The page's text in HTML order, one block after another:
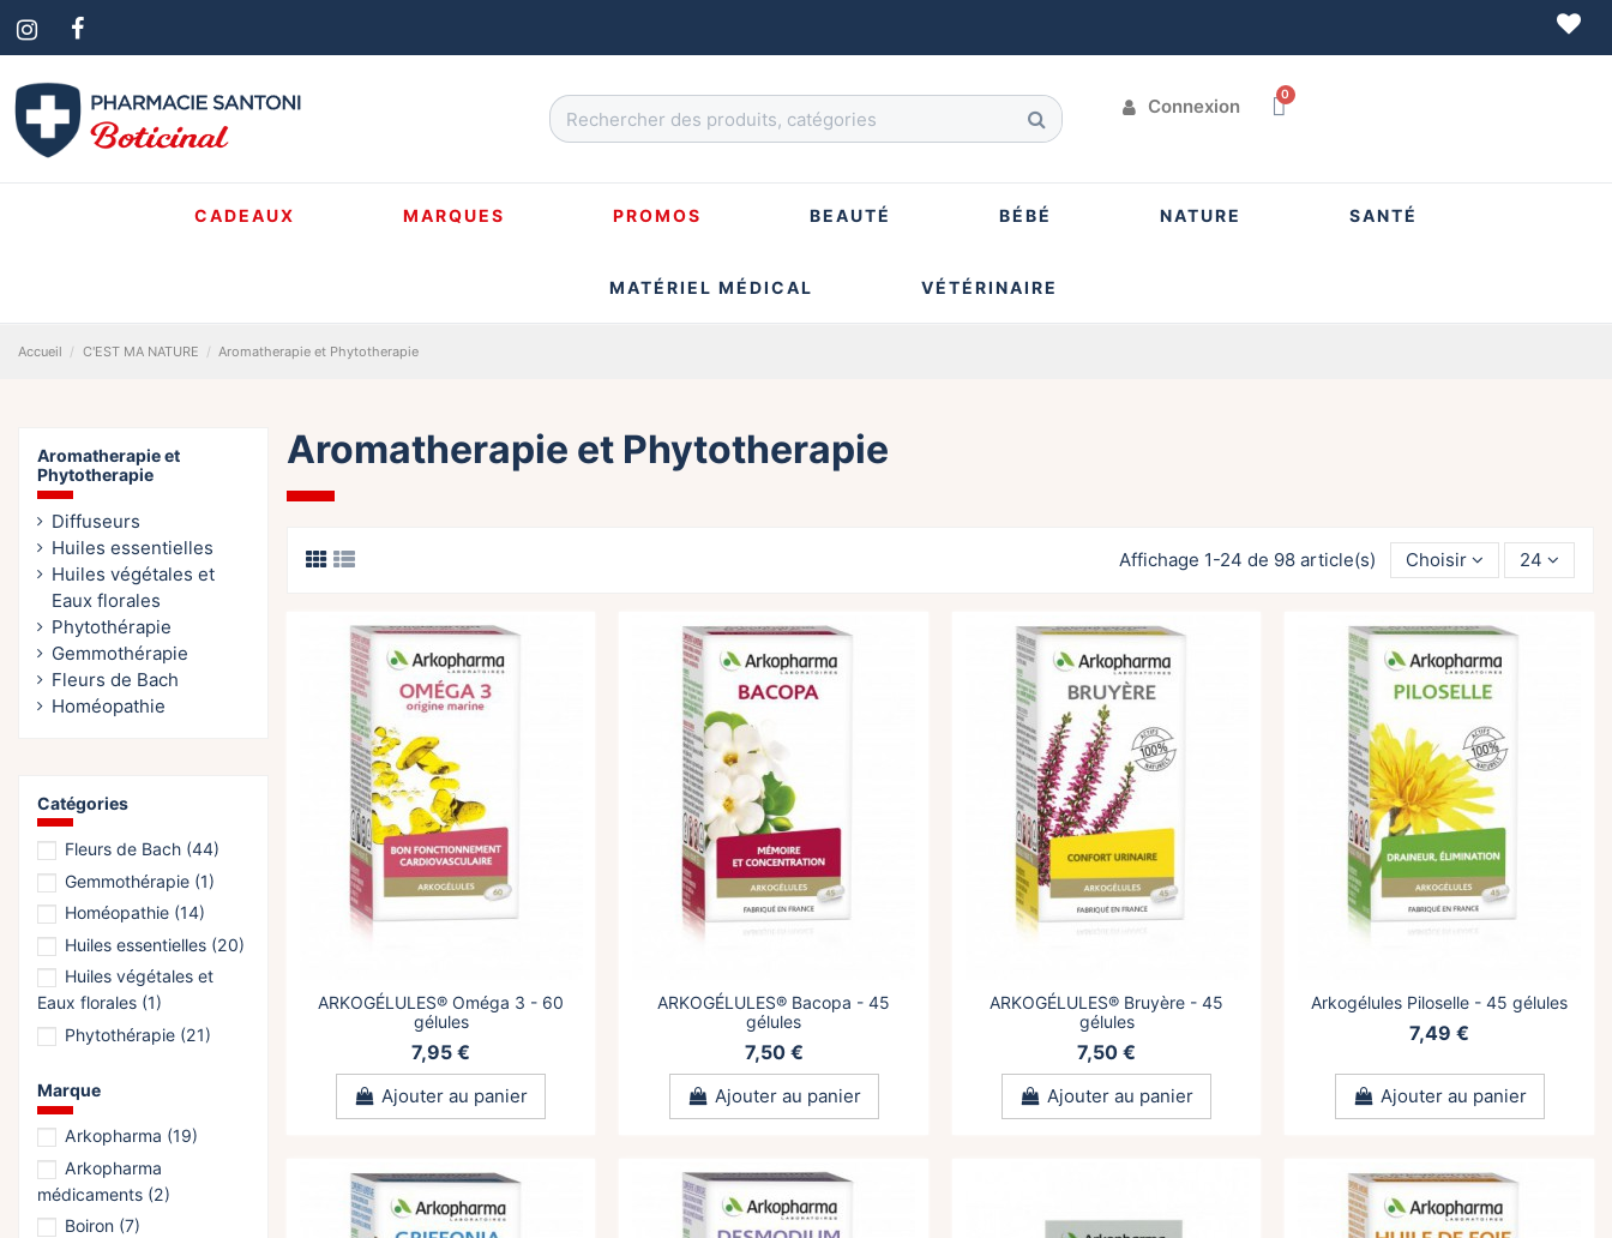
Connexion
CADEAUX MARQUES PROMOS BEAUTÉ BÉBÉ NATURE SANTÉ
MATÉRIEL MÉDICAL VÉTÉRINAIRE
Accueil C'EST MA NATURE Aromatherapie et Phytotherapie
Aromatherapie et Phytotherapie
Affichage 1-24 de 98 article(s) Choisir 24
ARKOGÉLULES® Oméga 3 - 60
gélules
7,95 €
Ajouter au panier
ARKOGÉLULES® Bacopa - 45
gélules
7,50 €
Ajouter au panier
ARKOGÉLULES® Bruyère - 45
gélules
7,50 €
Ajouter au panier
Arkogélules Piloselle - 45 gélules
7,49 €
Ajouter au panier
Aromatherapie et
Phytotherapie
Diffuseurs
Huiles essentielles
Huiles végétales et
Eaux florales
Phytothérapie
Gemmothérapie
Fleurs de Bach
Homéopathie
Catégories
Fleurs de Bach (44)
Gemmothérapie (1)
Homéopathie (14)
Huiles essentielles (20)
Huiles végétales et
Eaux florales (1)
Phytothérapie (21)
Marque
Arkopharma (19)
Arkopharma
médicaments (2)
Boiron (7)